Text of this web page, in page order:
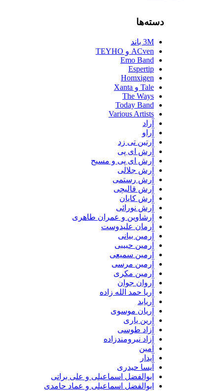
دسته‌ها
3M باند
ACven و TEYHO
Emo Band
Espertip
Homxigen
Tale و Xanta
The Ways
Today Band
Various Artists
آراد
آراو
آرتین تی زد
آرش ای پی
آرش ای پی و مسیح
آرش جلالی
آرش رستمی
آرش قالیچی
آرش کایان
آرش نورائی
آرشاوین و عمران طاهری
آرمان علیدوست
آرمین بیانی
آرمین حبیبی
آرمین سمیعی
آرمین مرسی
آرمین مکری
آروان جوان
آریا حمد الله زاده
آریابد
آریان موسوی
آرین یاری
آزاد طوسی
آزاد نیرومندزاده
آمین
آیدار
آیسا حیدری
ابوالفضل اسماعیلی و علی براتی
ابوالفضل اسماعیلی و عماد حامدی